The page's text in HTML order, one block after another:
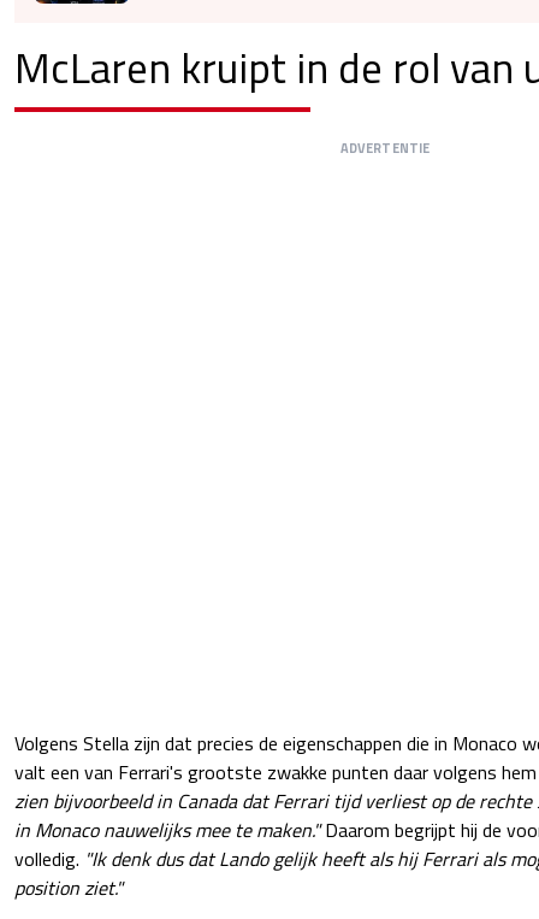
McLaren kruipt in de rol van
ADVERTENTIE
Volgens Stella zijn dat precies de eigenschappen die in Monaco
valt een van Ferrari's grootste zwakke punten daar volgens
zien bijvoorbeeld in Canada dat Ferrari tijd verliest op de
in Monaco nauwelijks mee te maken."Daarom begrijpt hij de
volledig. "Ik denk dus dat Lando gelijk heeft als hij Ferrari als
position ziet."